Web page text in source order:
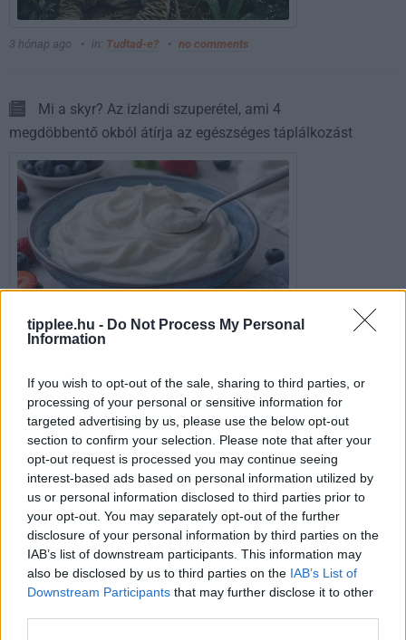
tipplee.hu - Do Not Process My Personal
Information
If you wish to opt-out of the sale, sharing to third parties, or
processing of your personal or sensitive information for
targeted advertising by us, please use the below opt-out
section to confirm your selection. Please note that after your
opt-out request is processed you may continue seeing
interest-based ads based on personal information utilized by
us or personal information disclosed to third parties prior to
your opt-out. You may separately opt-out of the further
disclosure of your personal information by third parties on the
IAB’s list of downstream participants. This information may
also be disclosed by us to third parties on the IAB’s List of
Downstream Participants that may further disclose it to other
3 hónap ago in: Tudtad-e? no comments
Mi a skyr? Az izlandi szuperétel, ami 4
megdöbbentő okból átírja az egészséges táplálkozást
4 hónap ago in:
Megnyugtató compó tilalom 2026 – miért fontos
a védelem?